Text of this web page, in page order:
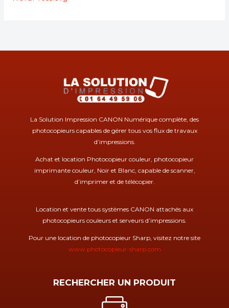
La Solution Impression CANON Numérique complète, des
photocopieurs capables de gérer tous vos flux de travaux
d’impressions.
Achat et location Photocopieur couleur, photocopieur
imprimante couleur, Noir et Blanc, capable de scanner,
d’imprimer et de télécopier.
Location et vente tous systèmes CANON attachés aux
photocopieurs couleurs et serveurs d’impressions.
Pour une location de photocopieur Sharp, visitez notre site
www.photocopieur-sharp.com
RECHERCHER UN PRODUIT